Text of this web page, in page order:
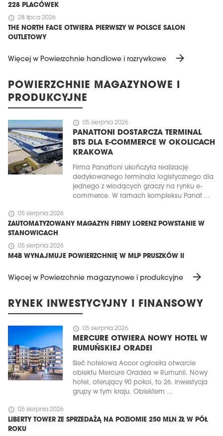
228 PLACÓWEK
schedule 28 lipca 2026
THE NORTH FACE OTWIERA PIERWSZY W POLSCE SALON
OUTLETOWY
Więcej w Powierzchnie handlowe i rozrywkowe arrow_forward
POWIERZCHNIE MAGAZYNOWE I
PRODUKCYJNE
schedule 05 sierpnia 2026
PANATTONI DOSTARCZA TERMINAL
BTS DLA E-COMMERCE W OKOLICACH
KRAKOWA
Firma Panattoni ukończyła realizację
dedykowanego terminala logistycznego dla
jednego z wiodących graczy na rynku e-
commerce. W ramach kompleksu Panat ...
schedule 05 sierpnia 2026
ZAUTOMATYZOWANY MAGAZYN FIRMY LORENZ POWSTANIE W
STANOWICACH
schedule 05 sierpnia 2026
M4B WYNAJMUJE POWIERZCHNIĘ W MLP PRUSZKÓW II
Więcej w Powierzchnie magazynowe i produkcyjne arrow_forward
RYNEK INWESTYCYJNY I FINANSOWY
schedule 05 sierpnia 2026
MERCURE OTWIERA NOWY HOTEL W
RUMUŃSKIEJ ORADEI
Sieć hotelowa Accor ogłosiła otwarcie
obiektu Mercure Oradea w Rumunii. Nowy
hotel, oferujący 90 pokoi, to 26. inwestycja
grupy w tym kraju. Obiektem ...
schedule 05 sierpnia 2026
LIBERTY TOWER ZE SPRZEDAŻĄ NA POZIOMIE 250 MLN ZŁ W PÓŁ
ROKU